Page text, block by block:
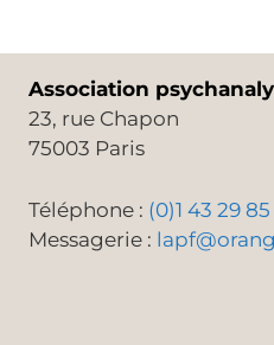
Association
23, rue Chapon
75003 Paris
Téléphone : (0)1 43 29 85
Messagerie :